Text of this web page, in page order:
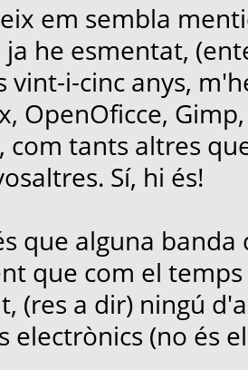
em sembla
he esmentat,
vint-i-cinc anys,
OpenOficce,
com tants altres
Sí, hi és!
que alguna
que com el
(res a dir) ningú
electrònics (no és